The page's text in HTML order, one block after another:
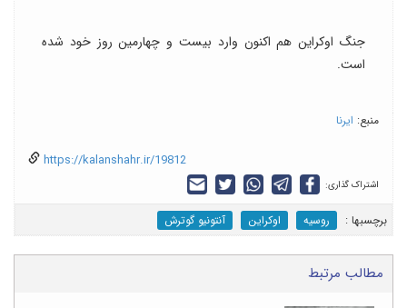
جنگ اوکراین هم اکنون وارد بیست و چهارمین روز خود شده
است.
منبع: ایرنا
https://kalanshahr.ir/19812
اشتراک گذاری:
برچسب‎ها : روسیه اوکراین آنتونیو گوترش
مطالب مرتبط